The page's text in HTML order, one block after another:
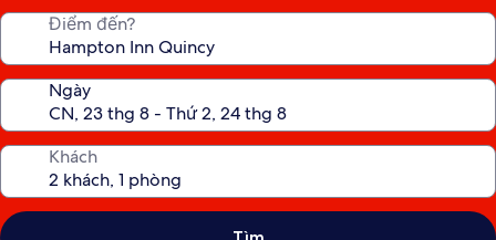
Điểm đến?
Ngày
Khách